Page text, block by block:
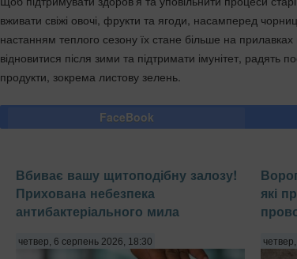
вживати свіжі овочі, фрукти та ягоди, насамперед
настанням теплого сезону їх стане більше на
відновитися після зими та підтримати імунітет, радять
продукти, зокрема листову зелень.
FaceBook
Вбиває вашу щитоподібну залозу!
Прихована небезпека
антибактеріального мила
четвер, 6 серпень 2026, 18:30
які